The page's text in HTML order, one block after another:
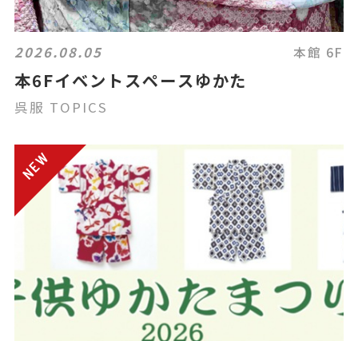
2026.08.05 本館 6F
本6Fイベントスペースゆかた
呉服 TOPICS